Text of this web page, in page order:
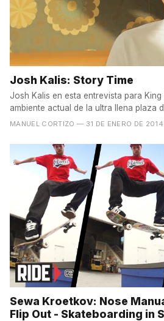
Josh Kalis: Story Time
Josh Kalis en esta entrevista para King
ambiente actual de la ultra llena plaza
MANUEL CORTIZO — 31 DE ENERO DE 2014
Sewa Kroetkov: Nose
Flip Out - Skateboarding in